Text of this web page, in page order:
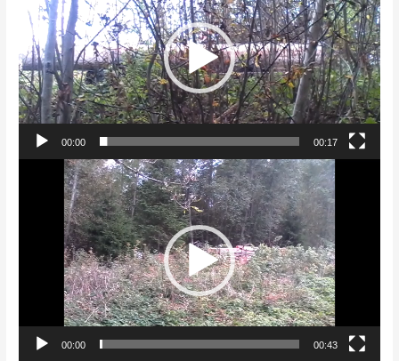
00:00 00:17
Videoesitaja
00:00 00:43